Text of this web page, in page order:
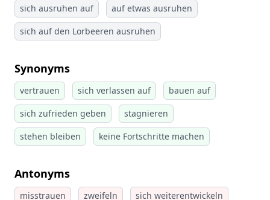
sich ausruhen auf
auf etwas ausruhen
sich auf den Lorbeeren ausruhen
Synonyms
vertrauen sich verlassen auf
bauen auf
sich zufrieden geben
stagnieren
stehen bleiben
keine Fortschritte machen
Antonyms
misstrauen zweifeln
sich weiterentwickeln